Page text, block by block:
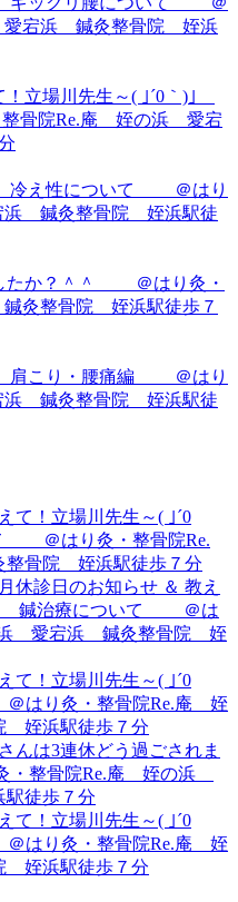
愛宕浜 鍼灸整骨院 姪浜
！立場川先生～( ｣´0｀)｣
骨院Re.庵 姪の浜 愛宕
｣ 冷え性について ＠はり
浜 鍼灸整骨院 姪浜駅徒
たか？＾＾ ＠はり灸・
灸整骨院 姪浜駅徒歩７
｣ 肩こり・腰痛編 ＠はり
浜 鍼灸整骨院 姪浜駅徒
て！立場川先生～( ｣´0
＠はり灸・整骨院Re.
骨院 姪浜駅徒歩７分
休診日のお知らせ ＆ 教え
)｣ 鍼治療について ＠は
浜 愛宕浜 鍼灸整骨院 姪
て！立場川先生～( ｣´0
はり灸・整骨院Re.庵 姪
姪浜駅徒歩７分
んは3連休どう過ごされま
整骨院Re.庵 姪の浜
徒歩７分
て！立場川先生～( ｣´0
はり灸・整骨院Re.庵 姪
姪浜駅徒歩７分